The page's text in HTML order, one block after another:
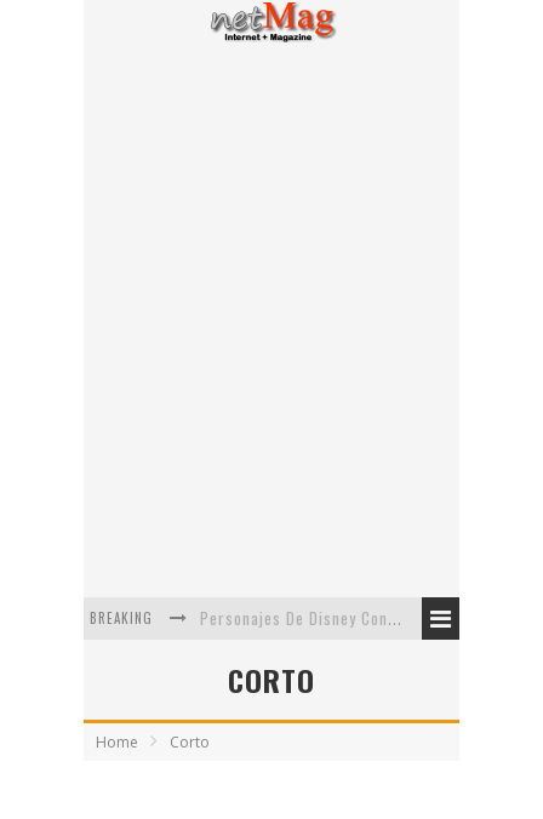
BREAKING Personajes De Disney Con Vestuarios Contemporáneos
CORTO
Home Corto